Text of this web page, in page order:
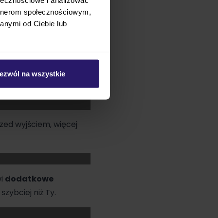
społecznościowym,
od Ciebie lub
na wszystkie
do drzemki.
Podnóżek możesz
wyjściem, więcej
dodatkowe
niż Ty.